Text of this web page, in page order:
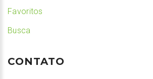
Favoritos
Busca
CONTATO